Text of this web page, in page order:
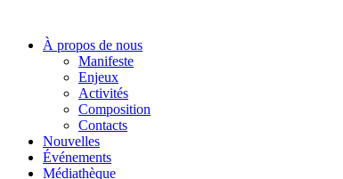
contenuÀ propos de nous
Manifeste
Enjeux
Activités
Composition
Contacts
Nouvelles
Événements
Médiathèque